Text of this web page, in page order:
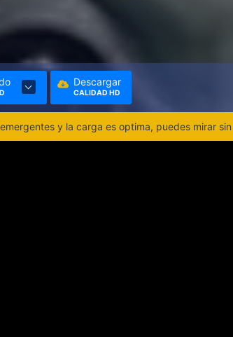
Descargar
CALIDAD HD
y la carga es optima, puedes mirar